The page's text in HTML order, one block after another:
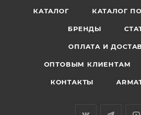
КАТАЛОГ КАТАЛОГ
БРЕНДЫ
ОПЛАТА И
ОПТОВЫМ КЛИЕНТАМ
КОНТАКТЫ